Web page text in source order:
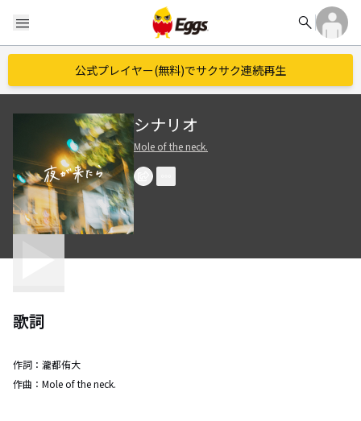
menu search
公式プレイヤー(無料)でサクサク連続再生
シナリオ
Mole of the neck.
歌詞
作詞： 瀧都侑大
作曲： Mole of the neck.